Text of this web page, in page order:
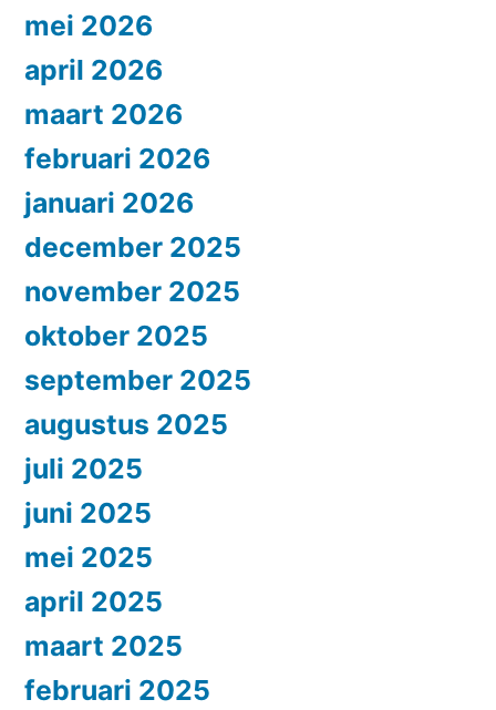
mei 2026
april 2026
maart 2026
februari 2026
januari 2026
december 2025
november 2025
oktober 2025
september 2025
augustus 2025
juli 2025
juni 2025
mei 2025
april 2025
maart 2025
februari 2025